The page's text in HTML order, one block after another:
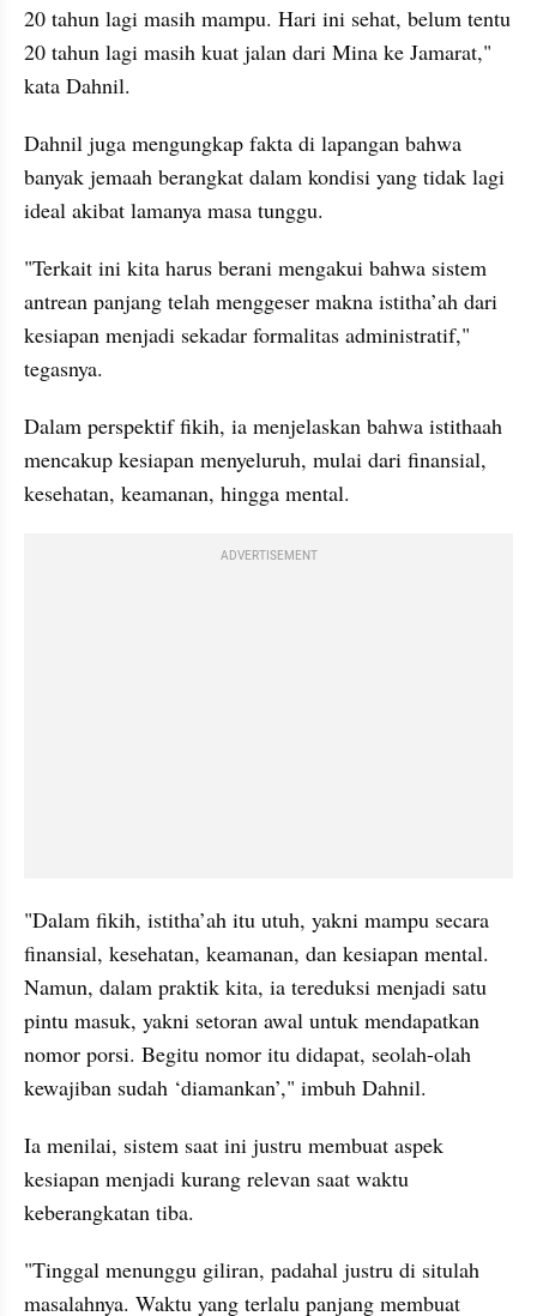
20 tahun lagi masih mampu. Hari ini sehat, belum tentu
20 tahun lagi masih kuat jalan dari Mina ke Jamarat,"
kata Dahnil.
Dahnil juga mengungkap fakta di lapangan bahwa
banyak jemaah berangkat dalam kondisi yang tidak lagi
ideal akibat lamanya masa tunggu.
"Terkait ini kita harus berani mengakui bahwa sistem
antrean panjang telah menggeser makna istitha’ah dari
kesiapan menjadi sekadar formalitas administratif,"
tegasnya.
Dalam perspektif fikih, ia menjelaskan bahwa istithaah
mencakup kesiapan menyeluruh, mulai dari finansial,
kesehatan, keamanan, hingga mental.
ADVERTISEMENT
"Dalam fikih, istitha’ah itu utuh, yakni mampu secara
finansial, kesehatan, keamanan, dan kesiapan mental.
Namun, dalam praktik kita, ia tereduksi menjadi satu
pintu masuk, yakni setoran awal untuk mendapatkan
nomor porsi. Begitu nomor itu didapat, seolah-olah
kewajiban sudah ‘diamankan’," imbuh Dahnil.
Ia menilai, sistem saat ini justru membuat aspek
kesiapan menjadi kurang relevan saat waktu
keberangkatan tiba.
"Tinggal menunggu giliran, padahal justru di situlah
masalahnya. Waktu yang terlalu panjang membuat